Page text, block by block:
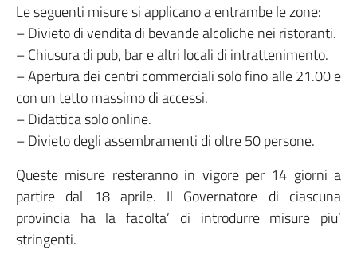
Le seguenti misure si applicano a entrambe le zone:
– Divieto di vendita di bevande alcoliche nei ristoranti.
– Chiusura di pub, bar e altri locali di intrattenimento.
– Apertura dei centri commerciali solo fino alle 21.00 e
con un tetto massimo di accessi.
– Didattica solo online.
– Divieto degli assembramenti di oltre 50 persone.
Queste misure resteranno in vigore per 14 giorni a
partire dal 18 aprile. Il Governatore di ciascuna
provincia ha la facolta’ di introdurre misure piu’
stringenti.